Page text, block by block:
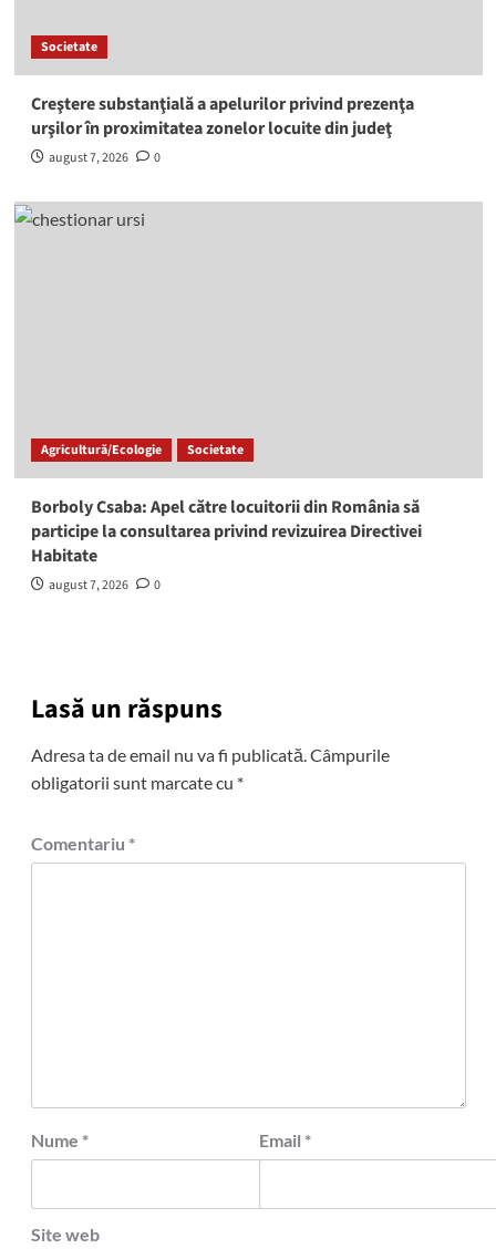
Societate
Creştere substanţială a apelurilor privind prezenţa
urşilor în proximitatea zonelor locuite din judeţ
august 7, 2026 0
Agricultură/Ecologie Societate
Borboly Csaba: Apel către locuitorii din România să
participe la consultarea privind revizuirea Directivei
Habitate
august 7, 2026 0
Lasă un răspuns
Adresa ta de email nu va fi publicată.Câmpurile
obligatorii sunt marcate cu *
Comentariu *
Nume * Email *
Site web